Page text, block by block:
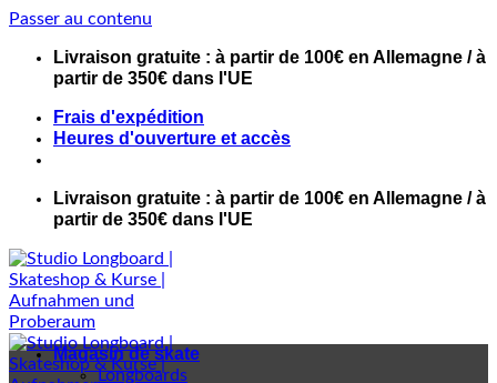
Passer au contenu
Livraison gratuite : à partir de 100€ en Allemagne / à
partir de 350€ dans l'UE
Frais d'expédition
Heures d'ouverture et accès
Livraison gratuite : à partir de 100€ en Allemagne / à
partir de 350€ dans l'UE
Magasin de skate
Longboards